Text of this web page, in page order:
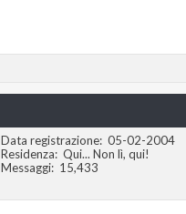
Data registrazione 05-02-2004
Residenza
Qui... Non lì, qui!
Messaggi
15,433